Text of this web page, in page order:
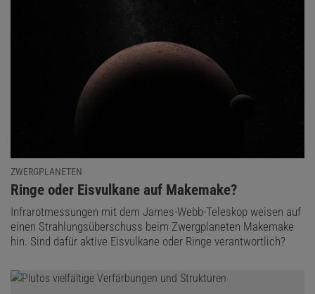
ZWERGPLANETEN
:
Ringe oder Eisvulkane auf Makemake?
Infrarotmessungen mit dem James-Webb-Teleskop weisen auf
einen Strahlungsüberschuss beim Zwergplaneten Makemake
hin. Sind dafür aktive Eisvulkane oder Ringe verantwortlich?